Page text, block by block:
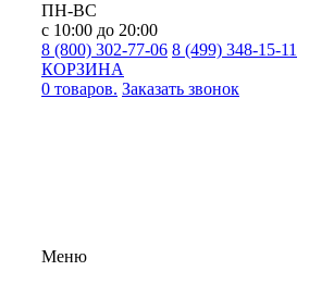
ПН-ВС
с 10:00 до 20:00
8 (800) 302-77-06 8 (499) 348-15-11
КОРЗИНА
0 товаров. Заказать звонок
Меню